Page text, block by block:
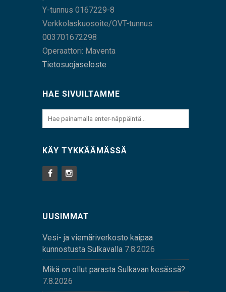
Y-tunnus 0167229-8
Verkkolaskuosoite/OVT-tunnus:
003701672298
Operaattori: Maventa
Tietosuojaseloste
HAE SIVUILTAMME
KÄY TYKKÄÄMÄSSÄ
UUSIMMAT
Vesi- ja viemäriverkosto kaipaa
kunnostusta Sulkavalla 7.8.2026
Mikä on ollut parasta Sulkavan kesässä?
7.8.2026